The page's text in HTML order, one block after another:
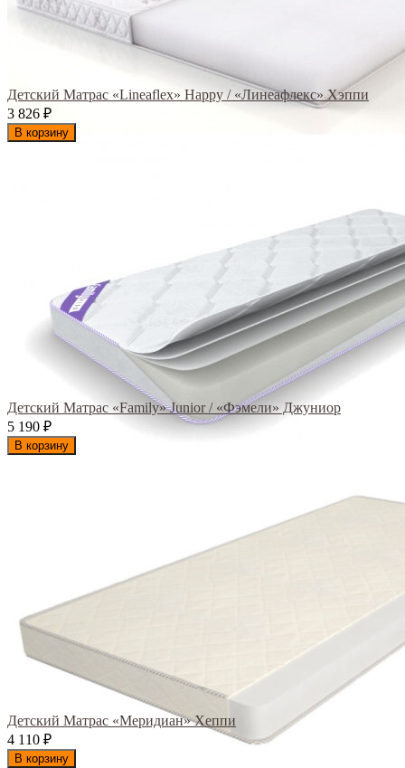
Детский Матрас «Lineaflex» Happy / «Линеафлекс» Хэппи
3 826 ₽
В корзину
Детский Матрас «Family» Junior / «Фэмели» Джуниор
5 190 ₽
В корзину
Детский Матрас «Меридиан» Хеппи
4 110 ₽
В корзину